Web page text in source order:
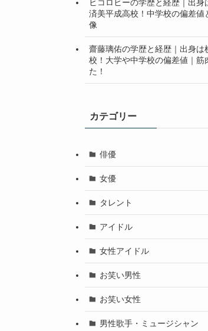
ヒコロヒーの学歴と経歴｜出身
済美平成高校！中学校の偏差値
像
齋藤璃佑の学歴と経歴｜出身は
校！大学や中学校の偏差値｜筋
た！
カテゴリー
俳優
女優
タレント
アイドル
女性アイドル
お笑い男性
お笑い女性
男性歌手・ミュージシャン